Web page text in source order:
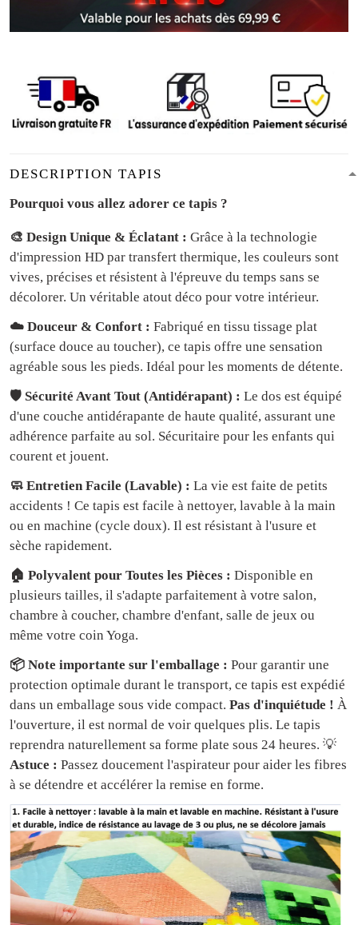
DESCRIPTION TAPIS
Pourquoi vous allez adorer ce tapis ?
🎨 Design Unique & Éclatant : Grâce à la technologie
d'impression HD par transfert thermique, les couleurs sont
vives, précises et résistent à l'épreuve du temps sans se
décolorer. Un véritable atout déco pour votre intérieur.
☁️ Douceur & Confort : Fabriqué en tissu tissage plat
(surface douce au toucher), ce tapis offre une sensation
agréable sous les pieds. Idéal pour les moments de détente.
🛡️ Sécurité Avant Tout (Antidérapant) : Le dos est équipé
d'une couche antidérapante de haute qualité, assurant une
adhérence parfaite au sol. Sécuritaire pour les enfants qui
courent et jouent.
🧼 Entretien Facile (Lavable) : La vie est faite de petits
accidents ! Ce tapis est facile à nettoyer, lavable à la main
ou en machine (cycle doux). Il est résistant à l'usure et
sèche rapidement.
🏠 Polyvalent pour Toutes les Pièces : Disponible en
plusieurs tailles, il s'adapte parfaitement à votre salon,
chambre à coucher, chambre d'enfant, salle de jeux ou
même votre coin Yoga.
📦 Note importante sur l'emballage : Pour garantir une
protection optimale durant le transport, ce tapis est expédié
dans un emballage sous vide compact. Pas d'inquiétude ! À
l'ouverture, il est normal de voir quelques plis. Le tapis
reprendra naturellement sa forme plate sous 24 heures. 💡
Astuce : Passez doucement l'aspirateur pour aider les fibres
à se détendre et accélérer la remise en forme.